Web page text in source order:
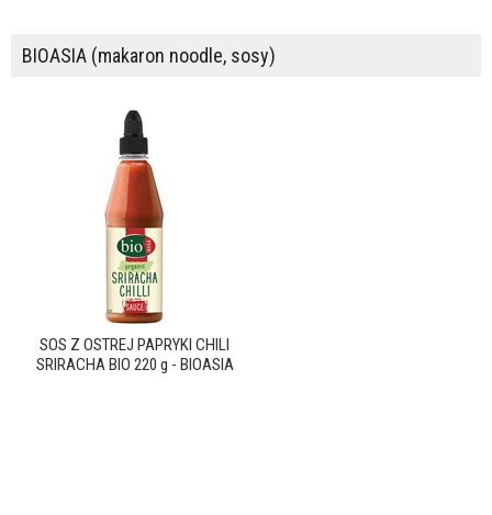
BIOASIA (makaron noodle, sosy)
SOS Z OSTREJ PAPRYKI CHILI
SRIRACHA BIO 220 g - BIOASIA